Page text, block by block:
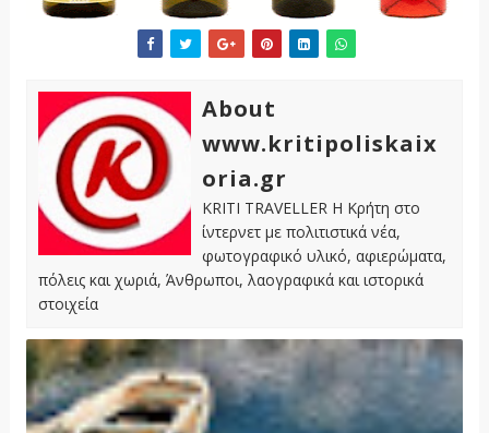
About
www.kritipoliskaix
oria.gr
KRITI TRAVELLER Η Κρήτη στο
ίντερνετ με πολιτιστικά νέα,
φωτογραφικό υλικό, αφιερώματα,
πόλεις και χωριά, Άνθρωποι, λαογραφικά και ιστορικά
στοιχεία